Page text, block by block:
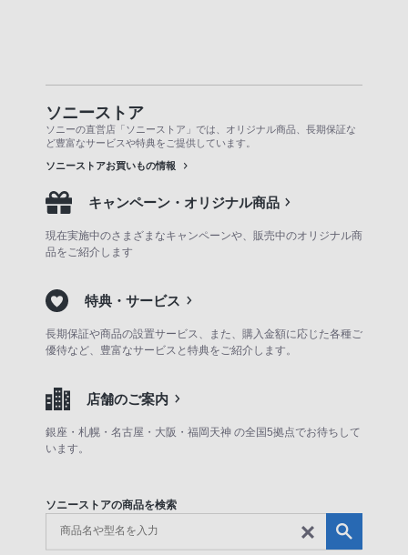
ソニーストア
ソニーの直営店「ソニーストア」では、オリジナル商品、長期保証な
ど豊富なサービスや特典をご提供しています。
ソニーストアお買いもの情報
キャンペーン・オリジナル商品
現在実施中のさまざまなキャンペーンや、販売中のオリジナル商
品をご紹介します
特典・サービス
長期保証や商品の設置サービス、また、購入金額に応じた各種ご
優待など、豊富なサービスと特典をご紹介します。
店舗のご案内
銀座・札幌・名古屋・大阪・福岡天神 の全国5拠点でお待ちして
います。
ソニーストアの商品を検索